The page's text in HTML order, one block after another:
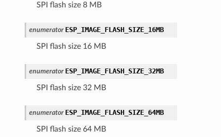
SPI flash size 8 MB
enumerator ESP_IMAGE_FLASH_SIZE_16MB
SPI flash size 16 MB
enumerator ESP_IMAGE_FLASH_SIZE_32MB
SPI flash size 32 MB
enumerator ESP_IMAGE_FLASH_SIZE_64MB
SPI flash size 64 MB